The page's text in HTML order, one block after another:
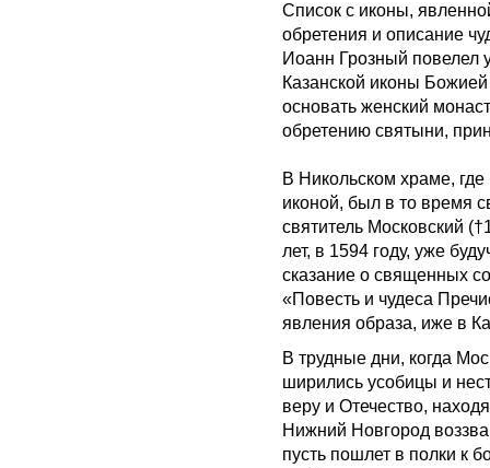
Список с иконы,
обретения и описание
Иоанн Грозный повелел
Казанской иконы
основать женский
обретению святыни,
В Никольском храме,
иконой, был в то время
святитель Московский
лет, в 1594 году, уже
сказание о священных
«Повесть и чудеса
явления образа, иже в
В трудные дни, когда
ширились усобицы и
веру и Отечество,
Нижний Новгород
пусть пошлет в полки к